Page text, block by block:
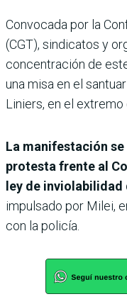
Convocada por la
(CGT), sindicatos y
concentración de
una misa en el
Liniers, en el extremo
La manifestación
protesta frente al
ley de inviolabilidad
impulsado por Milei,
con la policía.